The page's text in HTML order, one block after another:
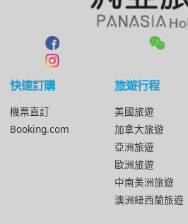
快速訂購
機票直訂
Booking.com
旅遊行程
美國旅遊
加拿大旅遊
亞洲旅遊
歐洲旅遊
中南美洲旅遊
澳洲紐西蘭旅遊